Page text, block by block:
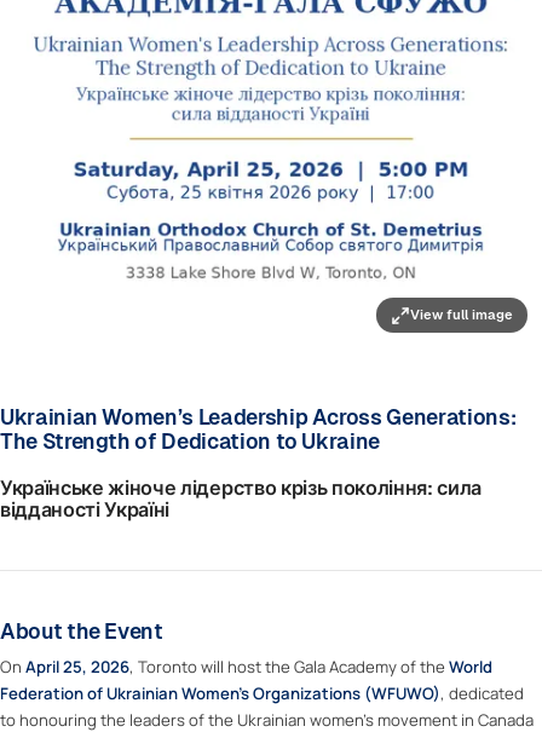
View full image
Ukrainian Women’s Leadership Across Generations:
The Strength of Dedication to Ukraine
Українське жіноче лідерство крізь покоління: сила
відданості Україні
About the Event
On April 25, 2026, Toronto will host the Gala Academy of the World
Federation of Ukrainian Women’s Organizations (WFUWO), dedicated
to honouring the leaders of the Ukrainian women’s movement in Canada